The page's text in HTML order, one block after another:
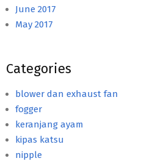
June 2017
May 2017
Categories
blower dan exhaust fan
fogger
keranjang ayam
kipas katsu
nipple